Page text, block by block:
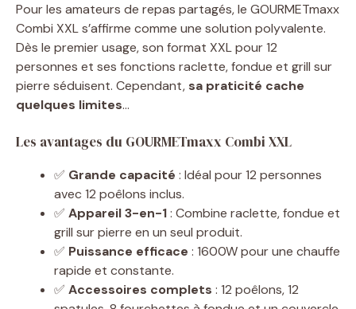
Pour les amateurs de repas partagés, le GOURMETmaxx
Combi XXL s’affirme comme une solution polyvalente.
Dès le premier usage, son format XXL pour 12
personnes et ses fonctions raclette, fondue et grill sur
pierre séduisent. Cependant, sa praticité cache
quelques limites…
Les avantages du GOURMETmaxx Combi XXL
✅ Grande capacité : Idéal pour 12 personnes
avec 12 poêlons inclus.
✅ Appareil 3-en-1: Combine raclette, fondue et
grill sur pierre en un seul produit.
✅ Puissance efficace : 1600W pour une chauffe
rapide et constante.
✅ Accessoires complets : 12 poêlons, 12